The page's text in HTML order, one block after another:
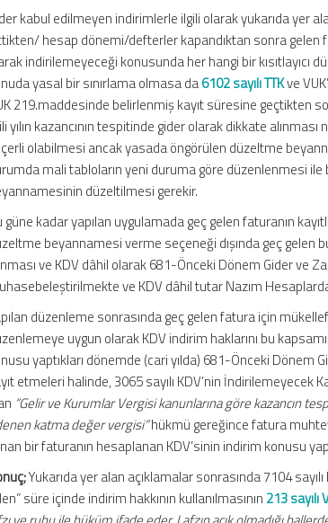
kabul edilmeyen indirimlerle ilgili olarak yukarıda yer
hesap dönemi/defterler kapandıktan sonra gelen
indirilemeyeceği konusunda her hangi bir kısıtlayıcı
yasal bir sınırlama olmasa da6102 sayılı TTKve
219.maddesinde belirlenmiş kayıt süresine geçtikten
yılın kazancının tespitinde gider olarak dikkate
olabilmesi ancak yasada öngörülen düzeltme
mali tabloların yeni duruma göre düzenlenmesi
düzeltilmesi gerekir.
güne kadar yapılan uygulamada geç gelen faturanın
beyannamesi verme seçeneği dışında geç gelen
ve KDV dâhil olarak 681-Önceki Dönem Gider ve
ve KDV dâhil tutar Nazım
düzenleme sonrasında geç gelen fatura için
uygun olarak KDV indirim haklarını bu
yaptıkları dönemde (cari yılda) 681-Önceki Dönem
etmeleri halinde, 3065 sayılı KDV’nin İndirilemeyecek
“Gelir ve Kurumlar Vergisi kanunlarına göre kazancın
katma değer vergisi”hükmü gereğince fatura
bir faturanın hesaplanan KDV’sinin indirim konusu
Yukarıda yer alan açıklamalar sonrasında 7104
süre içinde indirim hakkının kullanılmasının 213 sayılı